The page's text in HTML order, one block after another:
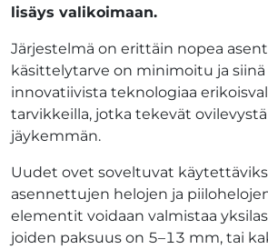
lisäys valikoimaan.
Järjestelmä on erittäin nopea
käsittelytarve on minimoitu ja
innovatiivista teknologiaa
tarvikkeilla, jotka tekevät
jäykemmän.
Uudet ovet soveltuvat
asennettujen helojen ja
elementit voidaan valmistaa
joiden paksuus on 5–13 mm, tai